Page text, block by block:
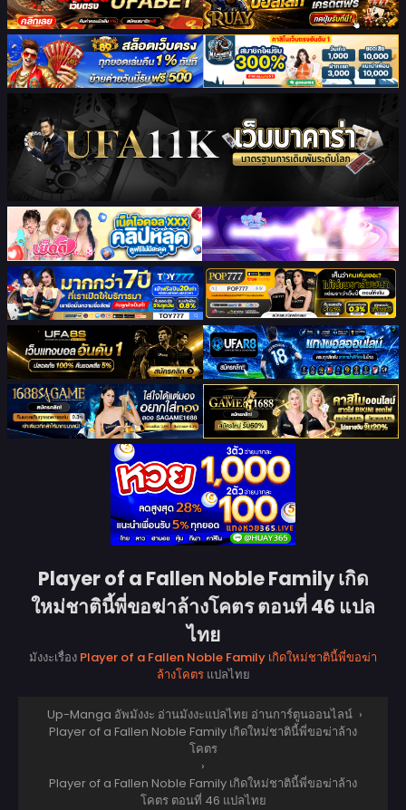
Player of a Fallen Noble Family เกิด
ใหม่ชาตินี้พี่ขอฆ่าล้างโคตร ตอนที่ 46 แปล
ไทย
มังงะเรื่อง Player of a Fallen Noble Family เกิดใหม่ชาตินี้พี่ขอฆ่า
ล้างโคตรแปลไทย
Up-Manga อัพมังงะ อ่านมังงะแปลไทย อ่านการ์ตูนออนไลน์ ›
Player of a Fallen Noble Family เกิดใหม่ชาตินี้พี่ขอฆ่าล้าง
โคตร
›
Player of a Fallen Noble Family เกิดใหม่ชาตินี้พี่ขอฆ่าล้าง
โคตร ตอนที่ 46 แปลไทย